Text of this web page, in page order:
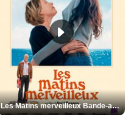
Les Matins merveilleux Bande-annonce VF